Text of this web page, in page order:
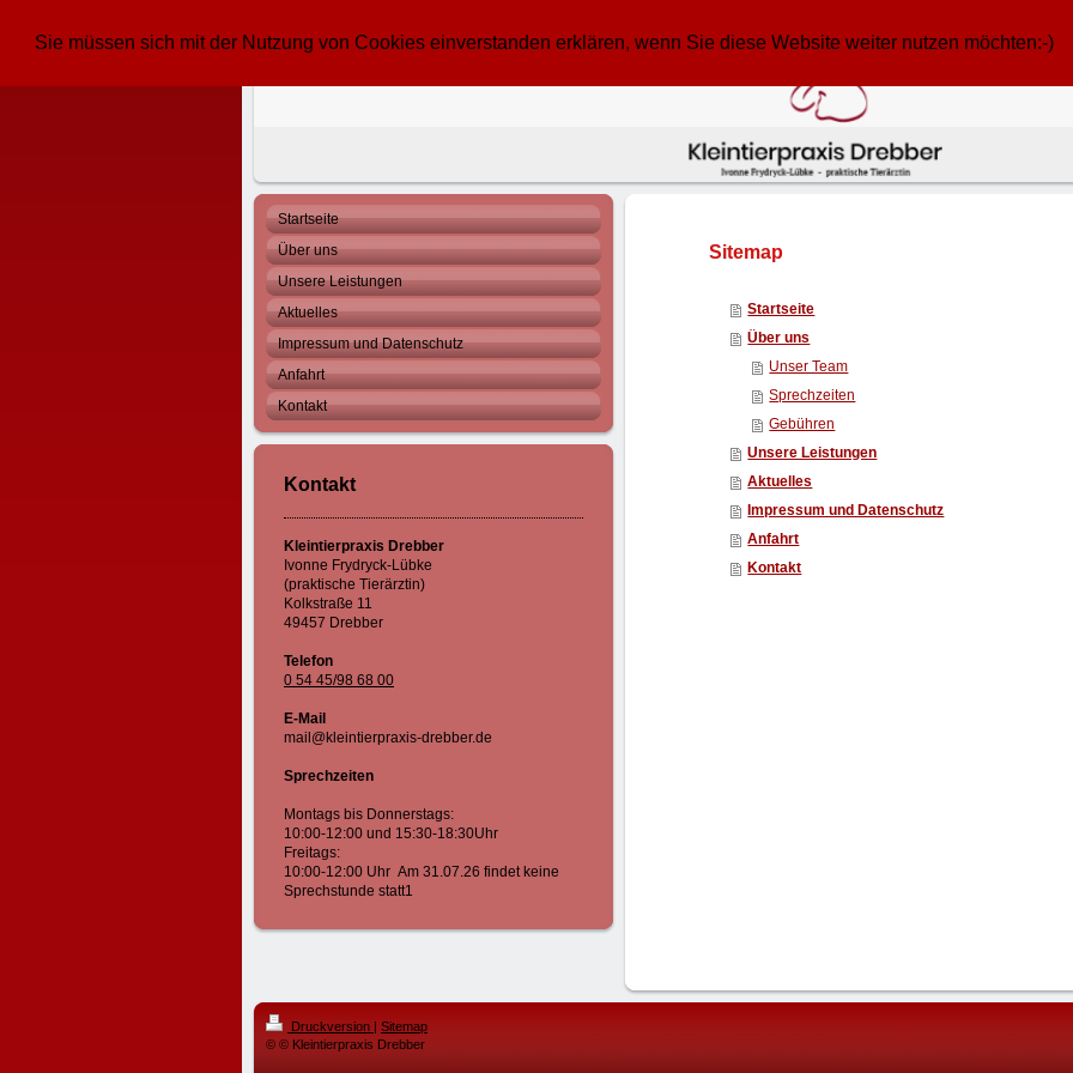
Sie müssen sich mit der Nutzung von Cookies einverstanden erklären, wenn Sie diese Website weiter nutzen möchten:-)
Startseite
Über uns
Unsere Leistungen
Aktuelles
Impressum und Datenschutz
Anfahrt
Kontakt
Kontakt
Kleintierpraxis Drebber
Ivonne Frydryck-Lübke
(praktische Tierärztin)
Kolkstraße 11
49457 Drebber
Telefon
0 54 45/98 68 00
E-Mail
mail@kleintierpraxis-drebber.de
Sprechzeiten
Montags bis Donnerstags:
10:00-12:00 und 15:30-18:30Uhr
Freitags:
10:00-12:00 Uhr Am 31.07.26 findet keine
Sprechstunde statt1
Sitemap
Startseite
Über uns
Unser Team
Sprechzeiten
Gebühren
Unsere Leistungen
Aktuelles
Impressum und Datenschutz
Anfahrt
Kontakt
Druckversion | Sitemap
© © Kleintierpraxis Drebber